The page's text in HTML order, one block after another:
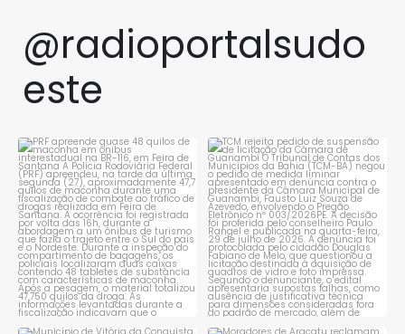
@radioportalsudo
este
PRF apreende quase 48 quilos
de maconha em ônibus...
1 0
TCM rejeita pedido de
suspensão de licitação da...
1 0